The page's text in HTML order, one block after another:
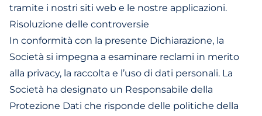
tramite i nostri siti web e le nostre applicazioni.
Risoluzione delle controversie
In conformità con la presente Dichiarazione, la
Società si impegna a esaminare reclami in merito
alla privacy, la raccolta e l’uso di dati personali. La
Società ha designato un Responsabile della
Protezione Dati che risponde delle politiche della